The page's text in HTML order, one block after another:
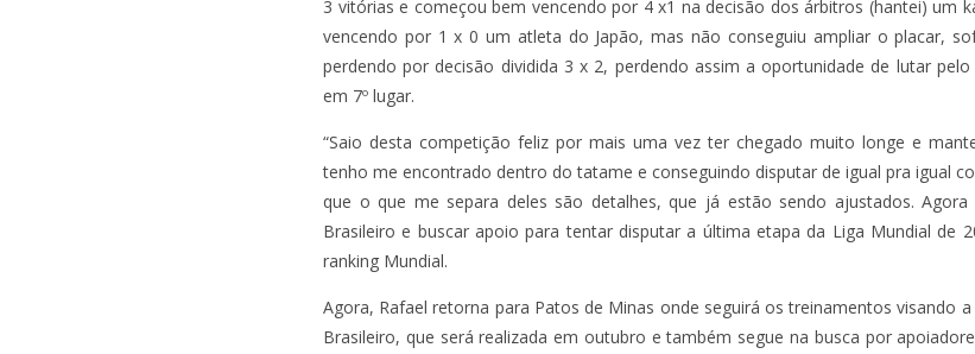
3 vitórias e começou bem vencendo por 4 x1 na decisão dos árbitros (hantei) um
vencendo por 1 x 0 um atleta do Japão, mas não conseguiu ampliar o placar,
perdendo por decisão dividida 3 x 2, perdendo assim a oportunidade de lutar
em 7º lugar.
“Saio desta competição feliz por mais uma vez ter chegado muito longe e
tenho me encontrado dentro do tatame e conseguindo disputar de igual pra igual
que o que me separa deles são detalhes, que já estão sendo ajustados.
Brasileiro e buscar apoio para tentar disputar a última etapa da Liga Mundial de
ranking Mundial.
Agora, Rafael retorna para Patos de Minas onde seguirá os treinamentos visando
Brasileiro, que será realizada em outubro e também segue na busca por